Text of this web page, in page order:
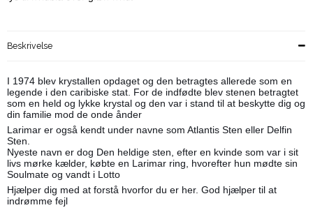
Beskrivelse
I 1974 blev krystallen opdaget og den betragtes allerede som en
legende i den caribiske stat. For de indfødte blev stenen betragtet
som en held og lykke krystal og den var i stand til at beskytte dig og
din familie mod de onde ånder
Larimar er også kendt under navne som Atlantis Sten eller Delfin
Sten.
Nyeste navn er dog Den heldige sten, efter en kvinde som var i sit
livs mørke kælder, købte en Larimar ring, hvorefter hun mødte sin
Soulmate og vandt i Lotto
Hjælper dig med at forstå hvorfor du er her. God hjælper til at
indrømme fejl